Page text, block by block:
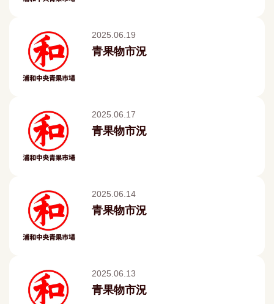
2025.06.19
青果物市況
2025.06.17
青果物市況
2025.06.14
青果物市況
2025.06.13
青果物市況